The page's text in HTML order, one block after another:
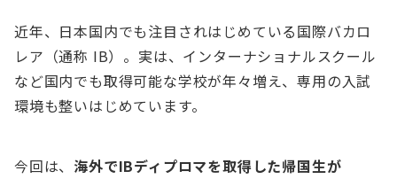
近年、日本国内でも注目されはじめている国際バカロ
レア（通称 IB）。実は、インターナショナルスクール
など国内でも取得可能な学校が年々増え、専用の入試
環境も整いはじめています。
今回は、 海外でIBディプロマを取得した帰国生が